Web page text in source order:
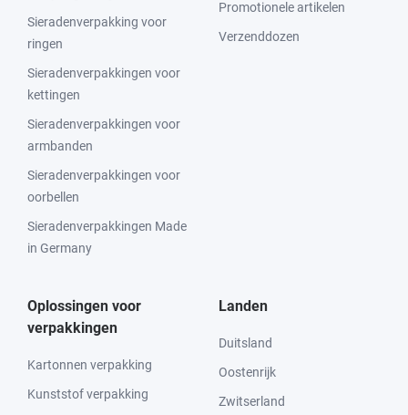
Sieradenverpakking voor
ringen
Sieradenverpakkingen voor
kettingen
Sieradenverpakkingen voor
armbanden
Sieradenverpakkingen voor
oorbellen
Sieradenverpakkingen Made
in Germany
Promotionele artikelen
Verzenddozen
Oplossingen voor
verpakkingen
Kartonnen verpakking
Kunststof verpakking
Landen
Duitsland
Oostenrijk
Zwitserland